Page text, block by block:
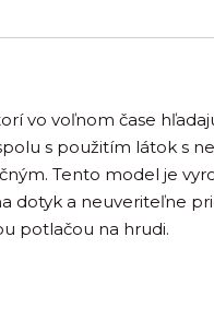
vo voľnom čase
s použitím látok s
Tento model je
dotyk a neuveriteľne
potlačou na hrudi.